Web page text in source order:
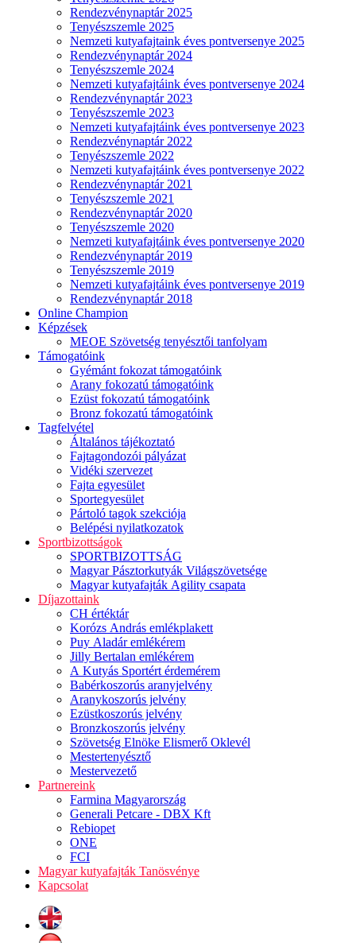
Rendezvénynaptár 2025
Tenyészszemle 2025
Nemzeti kutyafajtaink éves pontversenye 2025
Rendezvénynaptár 2024
Tenyészszemle 2024
Nemzeti kutyafajtáink éves pontversenye 2024
Rendezvénynaptár 2023
Tenyészszemle 2023
Nemzeti kutyafajtáink éves pontversenye 2023
Rendezvénynaptár 2022
Tenyészszemle 2022
Nemzeti kutyafajtáink éves pontversenye 2022
Rendezvénynaptár 2021
Tenyészszemle 2021
Rendezvénynaptár 2020
Tenyészszemle 2020
Nemzeti kutyafajtáink éves pontversenye 2020
Rendezvénynaptár 2019
Tenyészszemle 2019
Nemzeti kutyafajtáink éves pontversenye 2019
Rendezvénynaptár 2018
Online Champion
Képzések
MEOE Szövetség tenyésztői tanfolyam
Támogatóink
Gyémánt fokozat támogatóink
Arany fokozatú támogatóink
Ezüst fokozatú támogatóink
Bronz fokozatú támogatóink
Tagfelvétel
Általános tájékoztató
Fajtagondozói pályázat
Vidéki szervezet
Fajta egyesület
Sportegyesület
Pártoló tagok szekciója
Belépési nyilatkozatok
Sportbizottságok
SPORTBIZOTTSÁG
Magyar Pásztorkutyák Világszövetsége
Magyar kutyafajták Agility csapata
Díjazottaink
CH értéktár
Korózs András emlékplakett
Puy Aladár emlékérem
Jilly Bertalan emlékérem
A Kutyás Sportért érdemérem
Babérkoszorús aranyjelvény
Aranykoszorús jelvény
Ezüstkoszorús jelvény
Bronzkoszorús jelvény
Szövetség Elnöke Elismerő Oklevél
Mestertenyésztő
Mestervezető
Partnereink
Farmina Magyarország
Generali Petcare - DBX Kft
Rebiopet
ONE
FCI
Magyar kutyafajták Tanösvénye
Kapcsolat